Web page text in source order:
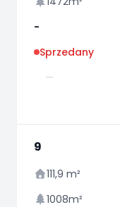
-
Sprzedany
—
9
111,9 m²
1008m²